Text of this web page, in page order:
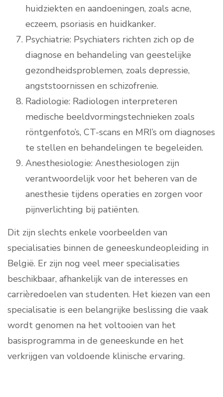
huidziekten en aandoeningen, zoals acne,
eczeem, psoriasis en huidkanker.
Psychiatrie: Psychiaters richten zich op de
diagnose en behandeling van geestelijke
gezondheidsproblemen, zoals depressie,
angststoornissen en schizofrenie.
Radiologie: Radiologen interpreteren
medische beeldvormingstechnieken zoals
röntgenfoto’s, CT-scans en MRI’s om diagnoses
te stellen en behandelingen te begeleiden.
Anesthesiologie: Anesthesiologen zijn
verantwoordelijk voor het beheren van de
anesthesie tijdens operaties en zorgen voor
pijnverlichting bij patiënten.
Dit zijn slechts enkele voorbeelden van
specialisaties binnen de geneeskundeopleiding in
België. Er zijn nog veel meer specialisaties
beschikbaar, afhankelijk van de interesses en
carrièredoelen van studenten. Het kiezen van een
specialisatie is een belangrijke beslissing die vaak
wordt genomen na het voltooien van het
basisprogramma in de geneeskunde en het
verkrijgen van voldoende klinische ervaring.